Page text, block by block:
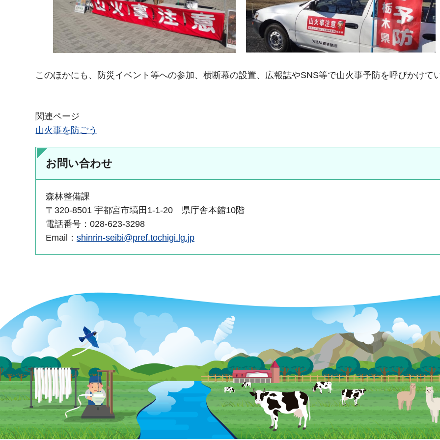
このほかにも、防災イベント等への参加、横断幕の設置、広報誌やSNS等で山火事予防を呼びかけて
関連ページ
山火事を防ごう
お問い合わせ
森林整備課
〒320-8501 宇都宮市塙田1-1-20 県庁舎本館10階
電話番号：028-623-3298
Email： shinrin-seibi@pref.tochigi.lg.jp